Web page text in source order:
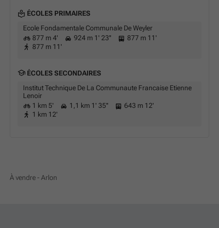
ÉCOLES PRIMAIRES
Ecole Fondamentale Communale De Weyler
877 m 4'
924 m 1' 23''
877 m 11'
877 m 11'
ÉCOLES SECONDAIRES
Institut Technique De La Communaute Francaise Etienne
Lenoir
1 km 5'
1,1 km 1' 35''
643 m 12'
1 km 12'
À vendre - Arlon